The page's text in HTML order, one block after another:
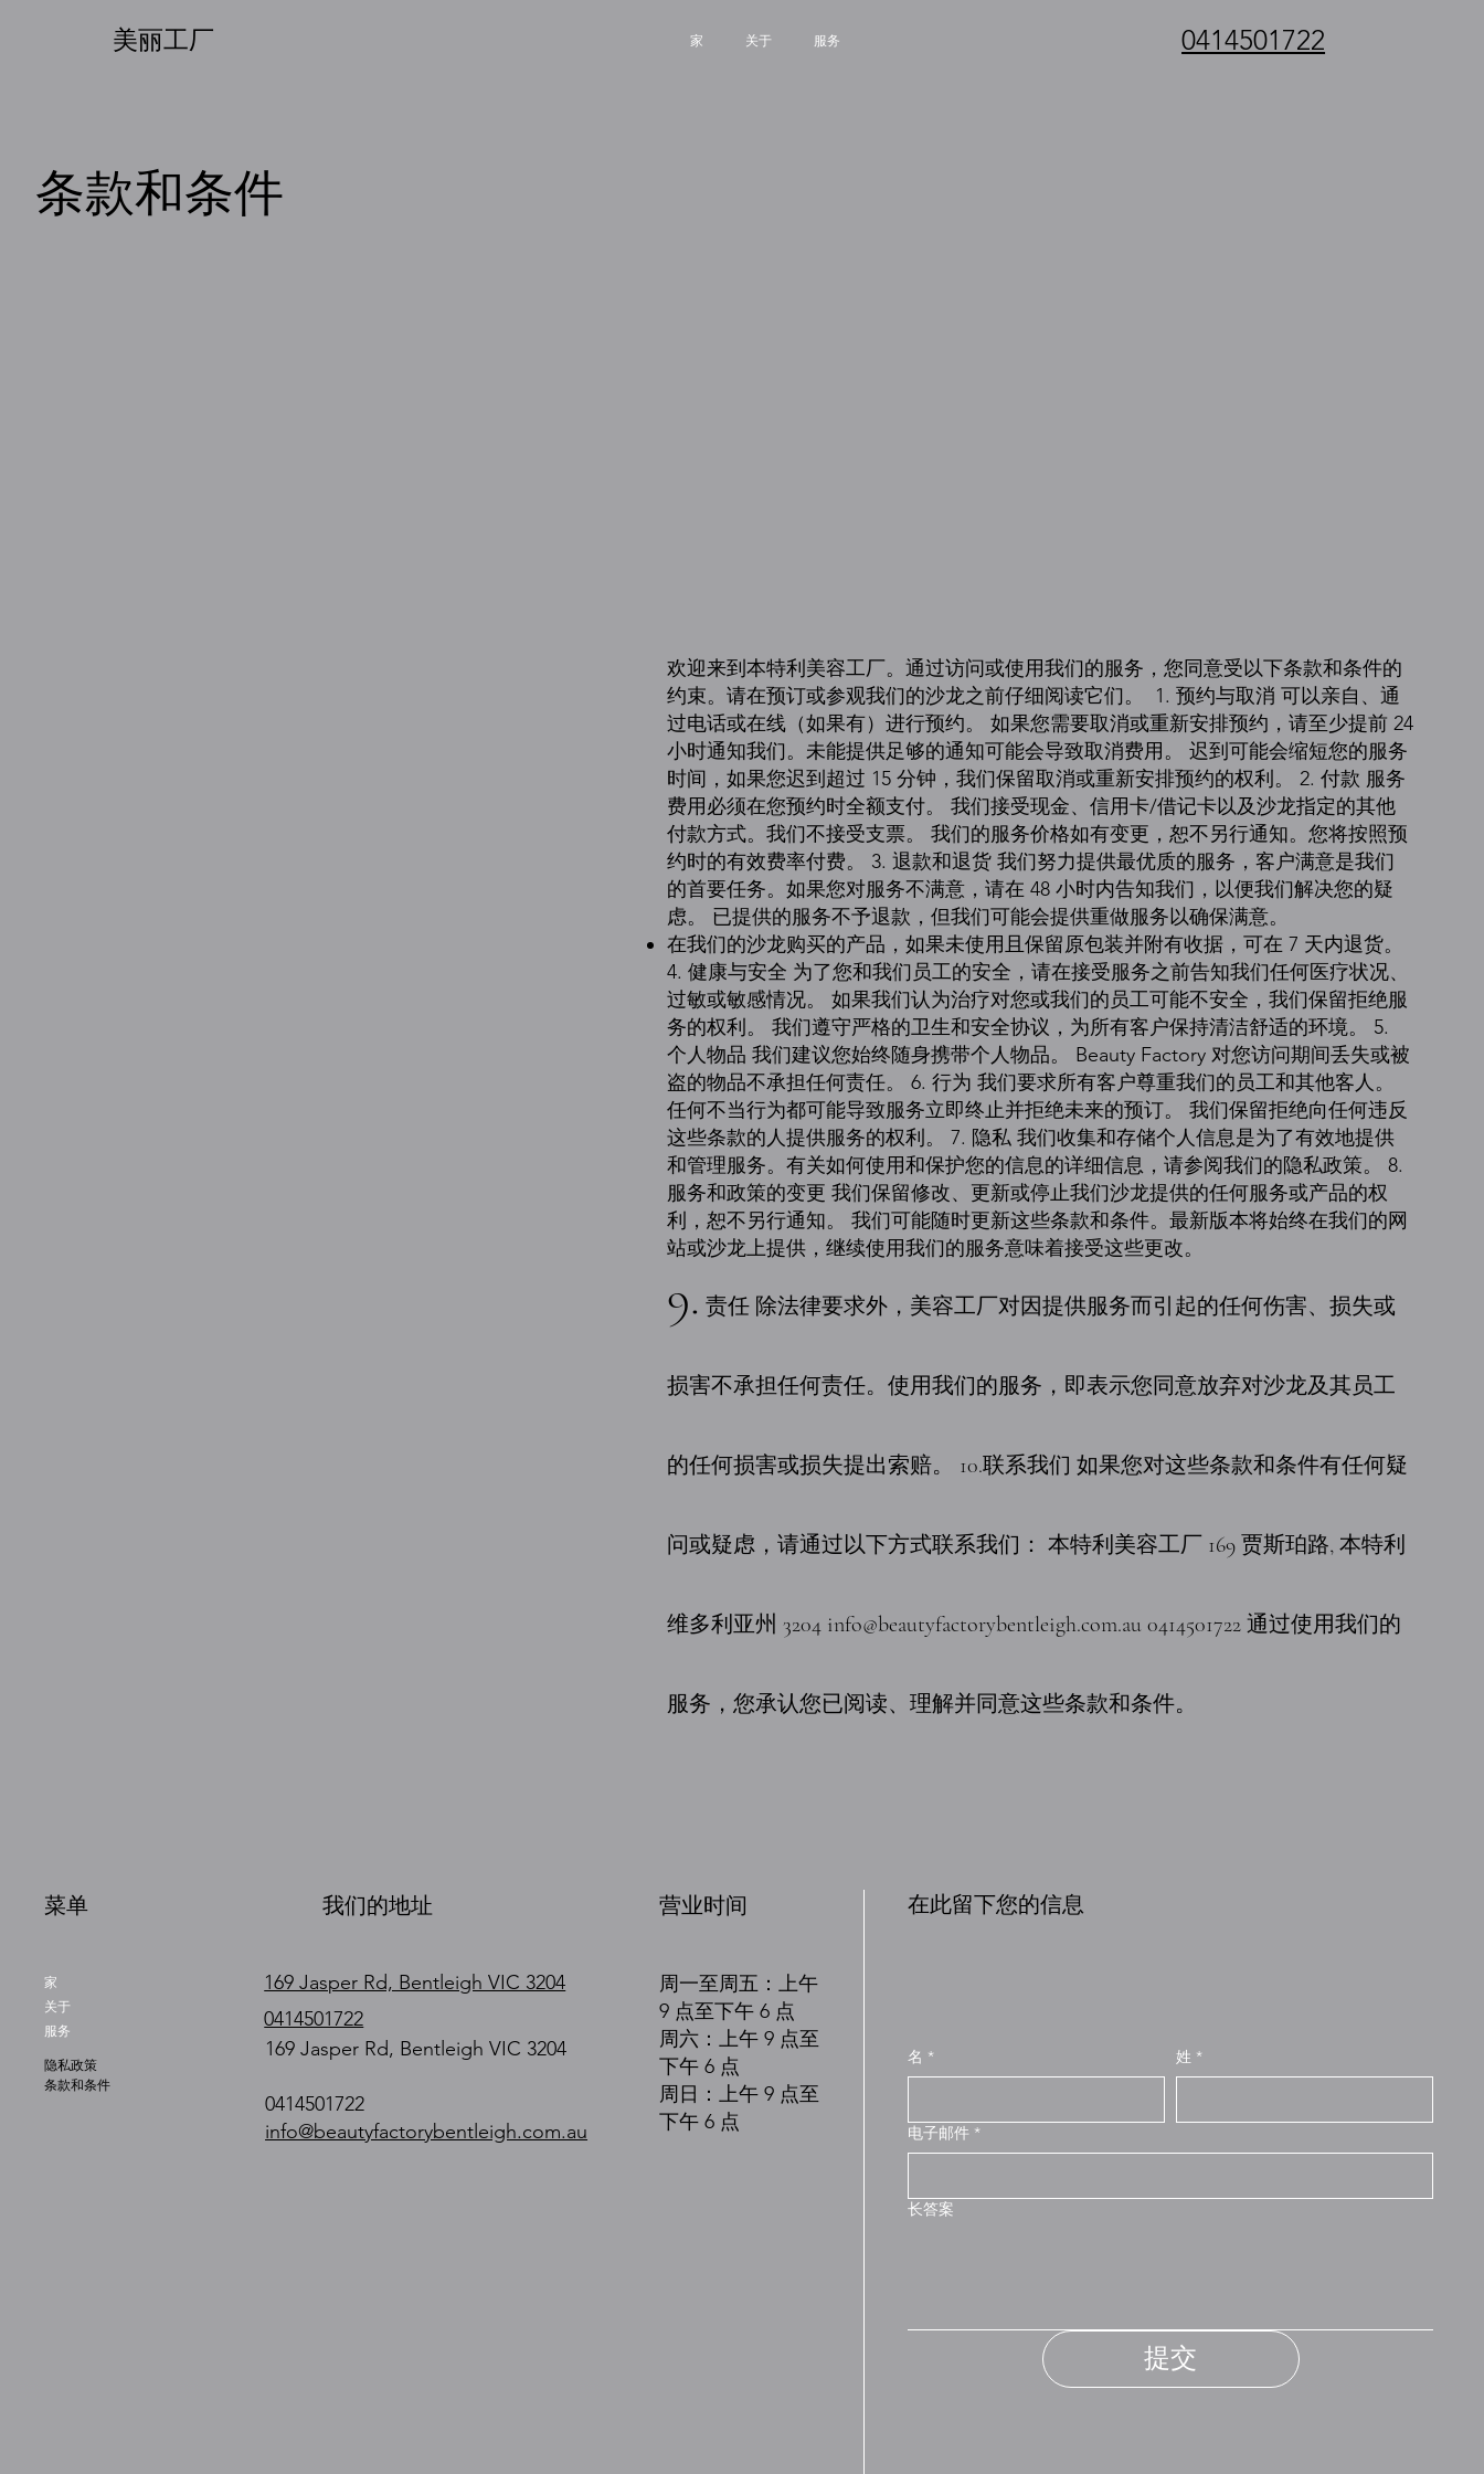
美丽工厂 家 关于 服务 0414501722
条款和条件
欢迎来到本特利美容工厂。通过访问或使用我们的服务，您同意受以下条款和条件的
约束。请在预订或参观我们的沙龙之前仔细阅读它们。 ​ 1. 预约与取消 可以亲自、通
过电话或在线（如果有）进行预约。 如果您需要取消或重新安排预约，请至少提前 24
小时通知我们。未能提供足够的通知可能会导致取消费用。 迟到可能会缩短您的服务
时间，如果您迟到超过 15 分钟，我们保留取消或重新安排预约的权利。 2. 付款 服务
费用必须在您预约时全额支付。 我们接受现金、信用卡/借记卡以及沙龙指定的其他
付款方式。我们不接受支票。 我们的服务价格如有变更，恕不另行通知。您将按照预
约时的有效费率付费。 3. 退款和退货 我们努力提供最优质的服务，客户满意是我们
的首要任务。如果您对服务不满意，请在 48 小时内告知我们，以便我们解决您的疑
虑。 已提供的服务不予退款，但我们可能会提供重做服务以确保满意。
在我们的沙龙购买的产品，如果未使用且保留原包装并附有收据，可在 7 天内退货。
4. 健康与安全 为了您和我们员工的安全，请在接受服务之前告知我们任何医疗状况、
过敏或敏感情况。 如果我们认为治疗对您或我们的员工可能不安全，我们保留拒绝服
务的权利。 我们遵守严格的卫生和安全协议，为所有客户保持清洁舒适的环境。 5.
个人物品 我们建议您始终随身携带个人物品。 Beauty Factory 对您访问期间丢失或被
盗的物品不承担任何责任。 6. 行为 我们要求所有客户尊重我们的员工和其他客人。
任何不当行为都可能导致服务立即终止并拒绝未来的预订。 我们保留拒绝向任何违反
这些条款的人提供服务的权利。 7. 隐私 我们收集和存储个人信息是为了有效地提供
和管理服务。有关如何使用和保护您的信息的详细信息，请参阅我们的隐私政策。 8.
服务和政策的变更 我们保留修改、更新或停止我们沙龙提供的任何服务或产品的权
利，恕不另行通知。 我们可能随时更新这些条款和条件。最新版本将始终在我们的网
站或沙龙上提供，继续使用我们的服务意味着接受这些更改。
9. 责任 除法律要求外，美容工厂对因提供服务而引起的任何伤害、损失或
损害不承担任何责任。使用我们的服务，即表示您同意放弃对沙龙及其员工
的任何损害或损失提出索赔。 10.联系我们 如果您对这些条款和条件有任何疑
问或疑虑，请通过以下方式联系我们： 本特利美容工厂 169 贾斯珀路, 本特利
维多利亚州 3204 info@beautyfactorybentleigh.com.au 0414501722 通过使用我们的
服务，您承认您已阅读、理解并同意这些条款和条件。
菜单
家
关于
服务
隐私政策
条款和条件
我们的地址
169 Jasper Rd, Bentleigh VIC 3204
0414501722
info@beautyfactorybentleigh.com.au
169 Jasper Rd, Bentleigh VIC 3204
0414501722
营业时间
周一至周五：上午
9 点至下午 6 点
周六：上午 9 点至
下午 6 点
周日：上午 9 点至
下午 6 点
在此留下您的信息
名 * 姓 *
电子邮件 *
长答案
提交